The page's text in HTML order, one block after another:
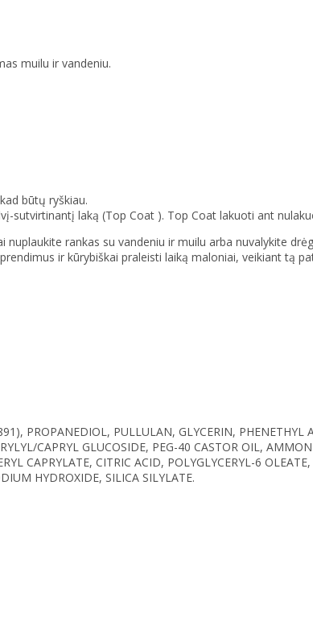
muilu ir vandeniu.
būtų ryškiau.
sutvirtinantį laką (Top Coat ). Top Coat lakuoti ant
rankas su vandeniu ir muilu arba nuvalykite
ir kūrybiškai praleisti laiką maloniai, veikiant tą
PROPANEDIOL, PULLULAN, GLYCERIN, PHENETHYL
CAPRYL GLUCOSIDE, PEG-40 CASTOR OIL,
CAPRYLATE, CITRIC ACID, POLYGLYCERYL-6
HYDROXIDE, SILICA SILYLATE.